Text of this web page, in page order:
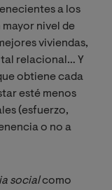
a los
nivel de
viviendas,
relacional… Y
obtiene cada
esté menos
(esfuerzo,
o no a
socialcomo